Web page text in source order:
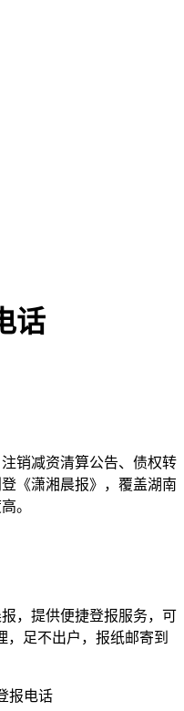
话
销减资清算公告、债权转
《潇湘晨报》，覆盖湖南
。
，提供便捷登报服务，可
，足不出户，报纸邮寄到